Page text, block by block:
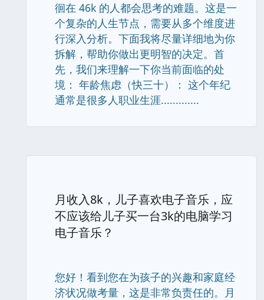
徊在 46k 的人都会思考的难题。这是一
个复杂的人生节点，需要从多个维度进
行深入分析。下面我将尽量详细地为你
拆解，帮助你做出更明智的决定。首
先，我们来理解一下你当前面临的处
境： 年龄焦虑（快三十）： 这个年纪
通常是很多人职业生涯.............
月收入8k，儿子喜欢电子音乐，应
不应该给儿子买一台3k的电脑学习
电子音乐？
您好！看到您在为孩子的兴趣和家庭经
济状况做考量，这是非常负责任的。月